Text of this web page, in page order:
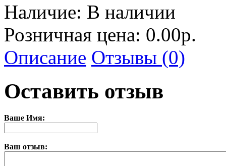
Наличие: В наличии
Розничная цена: 0.00р.
Описание Отзывы (0)
Оставить отзыв
Ваше Имя:
Ваш отзыв: